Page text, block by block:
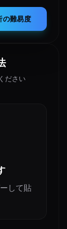
の難易度
ださい
して貼